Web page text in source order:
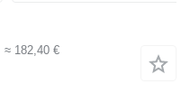
≈ 182,40 €